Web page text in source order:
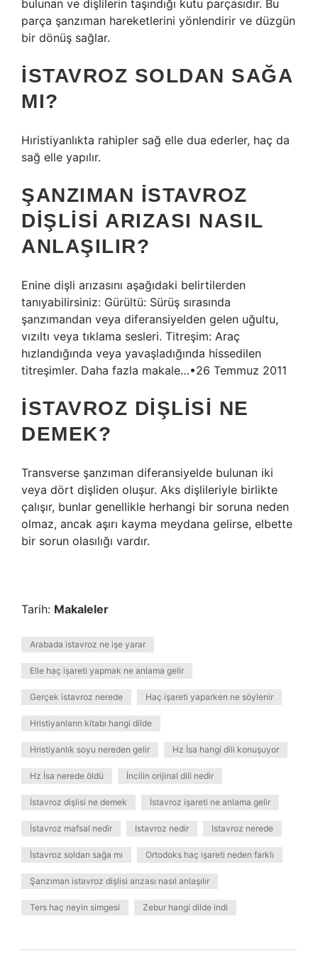
bulunan ve dişlilerin taşındığı kutu parçasıdır. Bu
parça şanzıman hareketlerini yönlendirir ve düzgün
bir dönüş sağlar.
İSTAVROZ SOLDAN SAĞA
MI?
Hıristiyanlıkta rahipler sağ elle dua ederler, haç da
sağ elle yapılır.
ŞANZIMAN ISTAVROZ
DIŞLISI ARIZASI NASIL
ANLAŞILIR?
Enine dişli arızasını aşağıdaki belirtilerden
tanıyabilirsiniz: Gürültü: Sürüş sırasında
şanzımandan veya diferansiyelden gelen uğultu,
vızıltı veya tıklama sesleri. Titreşim: Araç
hızlandığında veya yavaşladığında hissedilen
titreşimler. Daha fazla makale…•26 Temmuz 2011
İSTAVROZ DIŞLISI NE
DEMEK?
Transverse şanzıman diferansiyelde bulunan iki
veya dört dişliden oluşur. Aks dişlileriyle birlikte
çalışır, bunlar genellikle herhangi bir soruna neden
olmaz, ancak aşırı kayma meydana gelirse, elbette
bir sorun olasılığı vardır.
Tarih: Makaleler
Arabada istavroz ne işe yarar
Elle haç işareti yapmak ne anlama gelir
Gerçek istavroz nerede Haç işareti yaparken ne söylenir
Hristiyanların kitabı hangi dilde
Hristiyanlık soyu nereden gelir Hz İsa hangi dili konuşuyor
Hz İsa nerede öldü İncilin orijinal dili nedir
İstavroz dişlisi ne demek İstavroz işareti ne anlama gelir
İstavroz mafsal nedir Istavroz nedir Istavroz nerede
İstavroz soldan sağa mı Ortodoks haç işareti neden farklı
Şanzıman istavroz dişlisi arızası nasıl anlaşılır
Ters haç neyin simgesi Zebur hangi dilde indi